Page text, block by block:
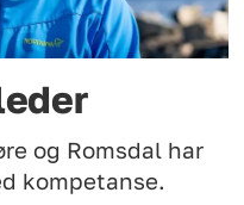
og Romsdal har
kompetanse.